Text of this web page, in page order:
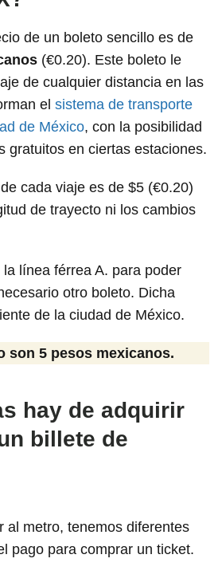
de un boleto sencillo es de
(€0.20). Este boleto le
de cualquier distancia en las
el sistema de transporte
de México, con la posibilidad
gratuitos en ciertas estaciones.
cada viaje es de $5 (€0.20)
de trayecto ni los cambios
línea férrea A. para poder
otro boleto. Dicha
de la ciudad de México.
son 5 pesos mexicanos.
hay de adquirir
billete de
al metro, tenemos diferentes
pago para comprar un ticket.